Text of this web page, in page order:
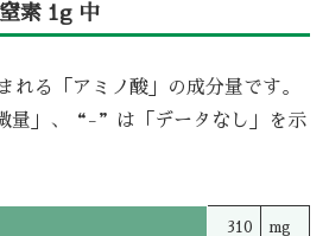
素 1g 中
れる「アミノ酸」の成分量です。
」、“-”は「データなし」を示
310 mg